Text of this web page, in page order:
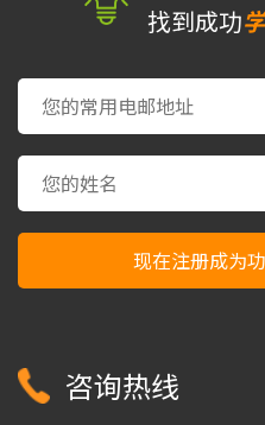
找到成功
咨询热线